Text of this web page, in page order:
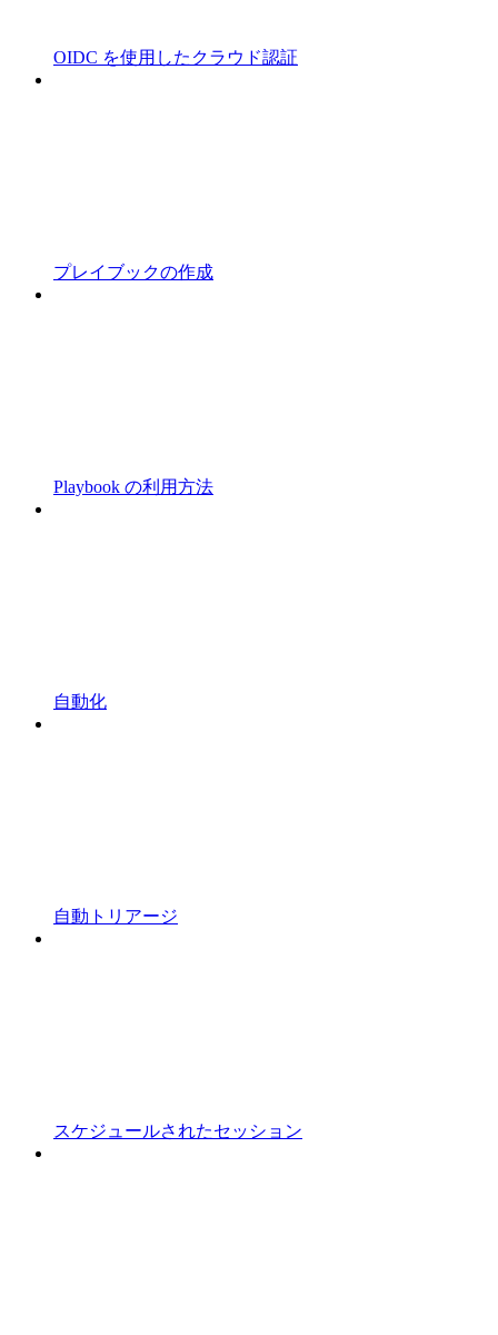
OIDC を使用したクラウド認証
プレイブックの作成
Playbook の利用方法
自動化
自動トリアージ
スケジュールされたセッション